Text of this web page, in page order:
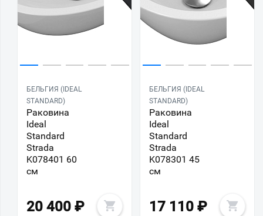
БЕЛЬГИЯ (IDEAL
STANDARD)
Раковина
Ideal
Standard
Strada
K078401 60
см
20 400 ₽
БЕЛЬГИЯ (IDEAL
STANDARD)
Раковина
Ideal
Standard
Strada
K078301 45
см
17 110 ₽